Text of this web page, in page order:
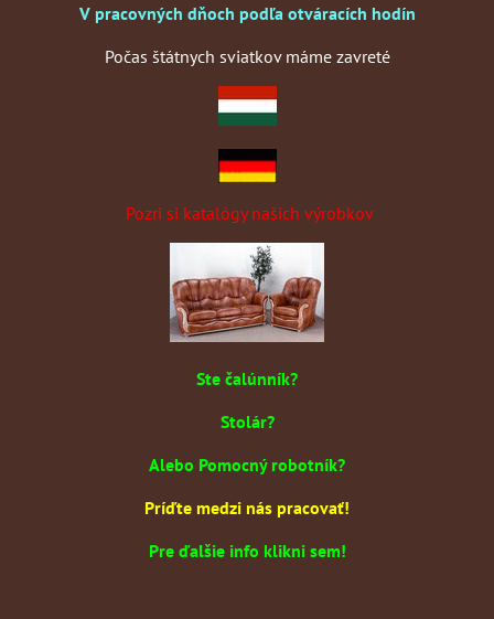
V pracovných dňoch podľa otváracích hodín
Počas štátnych sviatkov máme zavreté
Pozri si katalógy našich výrobkov
Ste čalúnník?
Stolár?
Alebo Pomocný robotník?
Príďte medzi nás pracovať!
Pre ďalšie info klikni sem!